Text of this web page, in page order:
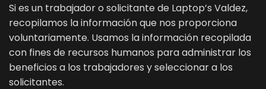
Si es un trabajador o solicitante de Laptop’s Valdez,
recopilamos la información que nos proporciona
voluntariamente. Usamos la información recopilada
con fines de recursos humanos para administrar los
beneficios a los trabajadores y seleccionar a los
solicitantes.